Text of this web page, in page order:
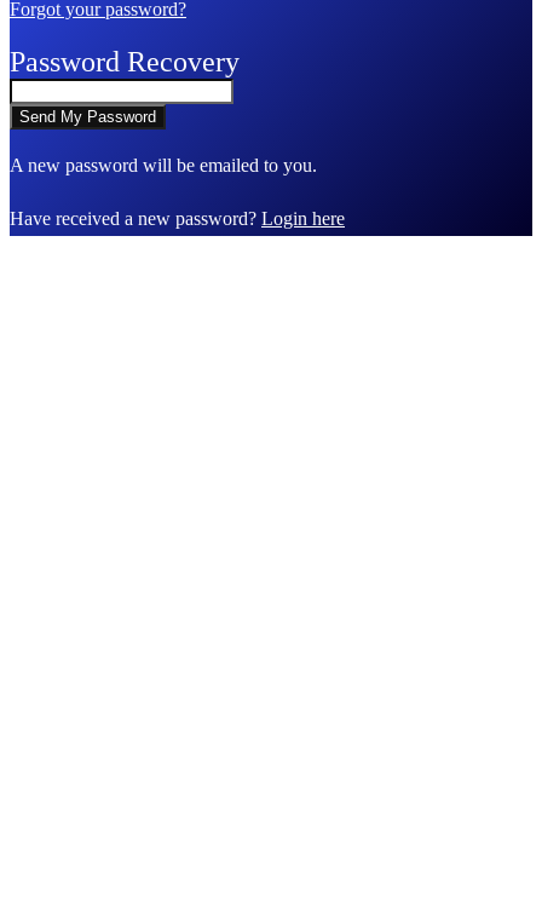
Forgot your password?
Password Recovery
A new password will be emailed to you.
Have received a new password? Login here